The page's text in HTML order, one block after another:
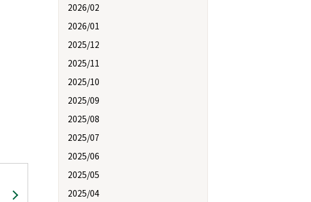
2026/02
2026/01
2025/12
2025/11
2025/10
2025/09
2025/08
2025/07
2025/06
2025/05
2025/04